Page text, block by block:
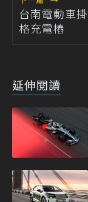
台南電動車
格充電樁
延伸閱讀